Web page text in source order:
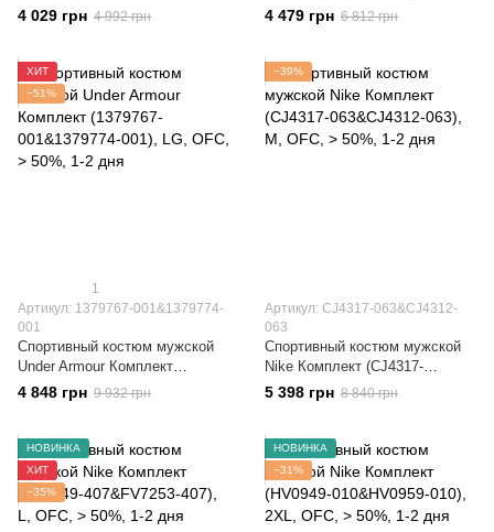
Suit (1379768-025)
4 029 грн 4 992 грн
010)
4 479 грн 6 812 грн
ХИТ
−51%
1
Артикул: 1379767-001&1379774-
001
Спортивный костюм мужской
Under Armour Комплект
(1379767-001&1379774-001)
4 848 грн 9 932 грн
−39%
Артикул: CJ4317-063&CJ4312-
063
Спортивный костюм мужской
Nike Комплект (CJ4317-
063&CJ4312-063)
5 398 грн 8 840 грн
НОВИНКА
ХИТ
−35%
НОВИНКА
−31%